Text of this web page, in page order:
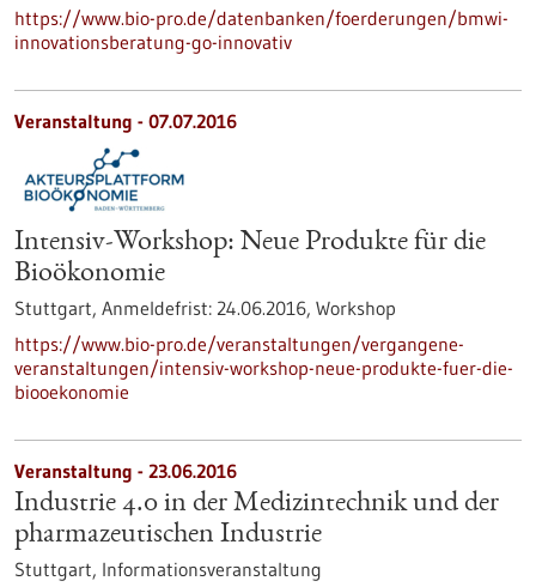
https://www.bio-pro.de/datenbanken/foerderungen/bmwi-
innovationsberatung-go-innovativ
Veranstaltung - 07.07.2016
Intensiv-Workshop: Neue Produkte für die
Bioökonomie
Stuttgart, Anmeldefrist: 24.06.2016, Workshop
https://www.bio-pro.de/veranstaltungen/vergangene-
veranstaltungen/intensiv-workshop-neue-produkte-fuer-die-
biooekonomie
Veranstaltung - 23.06.2016
Industrie 4.0 in der Medizintechnik und der
pharmazeutischen Industrie
Stuttgart, Informationsveranstaltung